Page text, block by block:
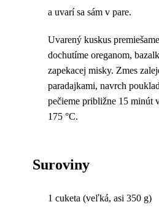
a uvarí sa sám v pare.
Uvarený kuskus
dochutíme oreganom,
zapekacej misky. Zmes
paradajkami, navrch
pečieme približne 15 minút
175 °C.
Suroviny
1 cuketa (veľká, asi 350 g)